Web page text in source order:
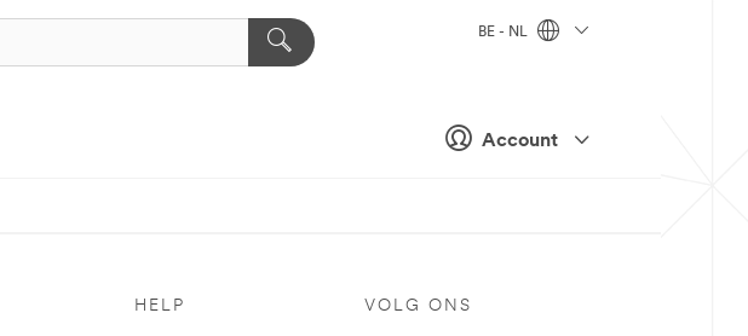
Account
BE - NL
HELP VOLG ONS